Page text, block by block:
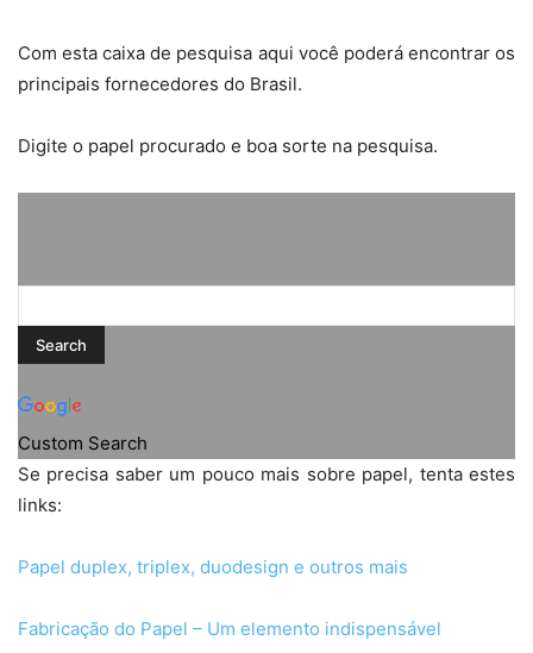
Com esta caixa de pesquisa aqui você poderá encontrar os
principais fornecedores do Brasil.
Digite o papel procurado e boa sorte na pesquisa.
Custom Search
Se precisa saber um pouco mais sobre papel, tenta estes
links:
Papel duplex, triplex, duodesign e outros mais
Fabricação do Papel – Um elemento indispensável